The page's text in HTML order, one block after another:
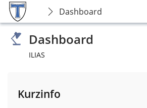
Dashboard
Dashboard
ILIAS
Kurzinfo